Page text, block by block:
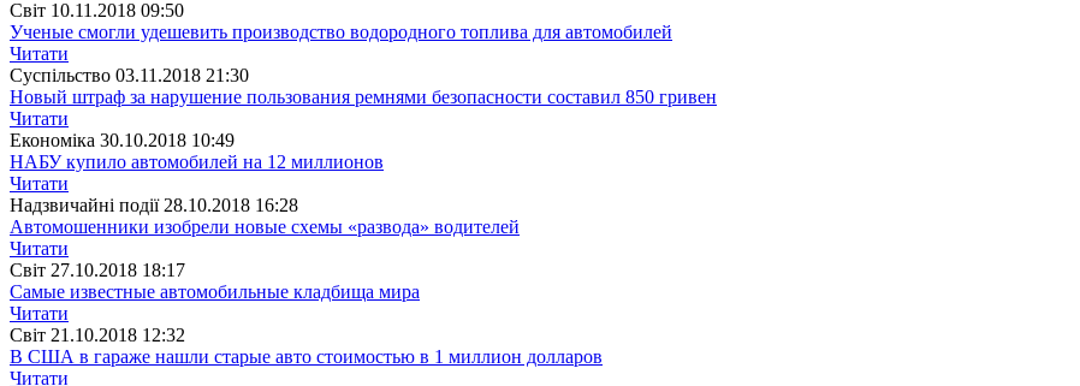
Свiт 10.11.2018 09:50
Ученые смогли удешевить производство водородного топлива для автомобилей
Читати
Суспiльство 03.11.2018 21:30
Новый штраф за нарушение пользования ремнями безопасности составил 850 гривен
Читати
Економіка 30.10.2018 10:49
НАБУ купило автомобилей на 12 миллионов
Читати
Надзвичайні події 28.10.2018 16:28
Автомошенники изобрели новые схемы «развода» водителей
Читати
Свiт 27.10.2018 18:17
Самые известные автомобильные кладбища мира
Читати
Свiт 21.10.2018 12:32
В США в гараже нашли старые авто стоимостью в 1 миллион долларов
Читати